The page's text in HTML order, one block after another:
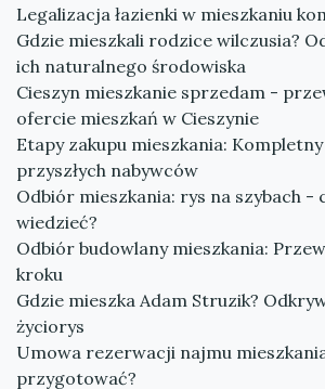
Legalizacja łazienki w mieszkaniu
Gdzie mieszkali rodzice wilczusia?
ich naturalnego środowiska
Cieszyn mieszkanie sprzedam -
ofercie mieszkań w Cieszynie
Etapy zakupu mieszkania:
przyszłych nabywców
Odbiór mieszkania: rys na szybach -
wiedzieć?
Odbiór budowlany mieszkania:
kroku
Gdzie mieszka Adam Struzik?
życiorys
Umowa rezerwacji najmu
przygotować?